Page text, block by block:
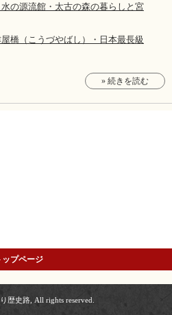
の源流館・太古の森の暮らしと宮
橋（こうづやばし）・日本最長級
» 続きを読む
ップページ
歴史路, All rights reserved.